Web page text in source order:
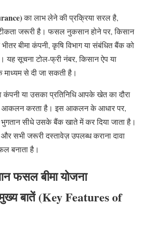
का लाभ लेने की प्रक्रिया सरल है,
जरूरी है। फसल नुकसान होने पर, किसान
बीमा कंपनी, कृषि विभाग या संबंधित बैंक को
यह सूचना टोल-फ्री नंबर, किसान ऐप या
माध्यम से दी जा सकती है।
कंपनी या उसका प्रतिनिधि आपके खेत का दौरा
आकलन करता है। इस आकलन के आधार पर,
भुगतान सीधे उसके बैंक खाते में कर दिया जाता है।
सभी जरूरी दस्तावेज़ उपलब्ध कराना दावा
बनाता है।
फसल बीमा योजना
बातें (Key Features of